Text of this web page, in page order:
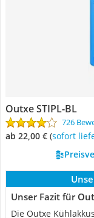
Outxe ‎STIPL-BL
726
ab 22,00 € ( Sofort
Unser Fazit für
Die Outxe